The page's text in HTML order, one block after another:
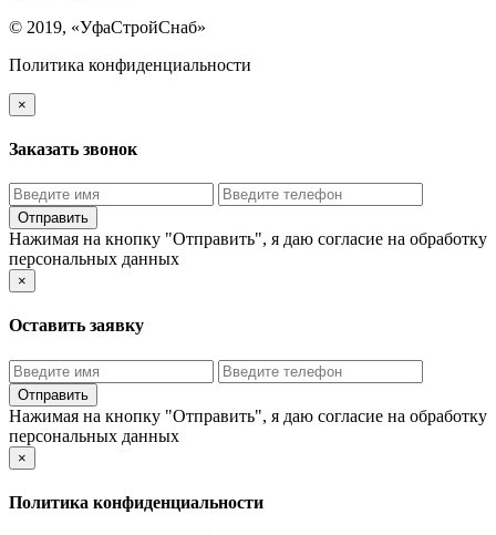
© 2019, «УфаСтройСнаб»
Политика конфиденциальности
×
Заказать звонок
Нажимая на кнопку "Отправить", я даю согласие на обработку
персональных данных
×
Оставить заявку
Нажимая на кнопку "Отправить", я даю согласие на обработку
персональных данных
×
Политика конфиденциальности